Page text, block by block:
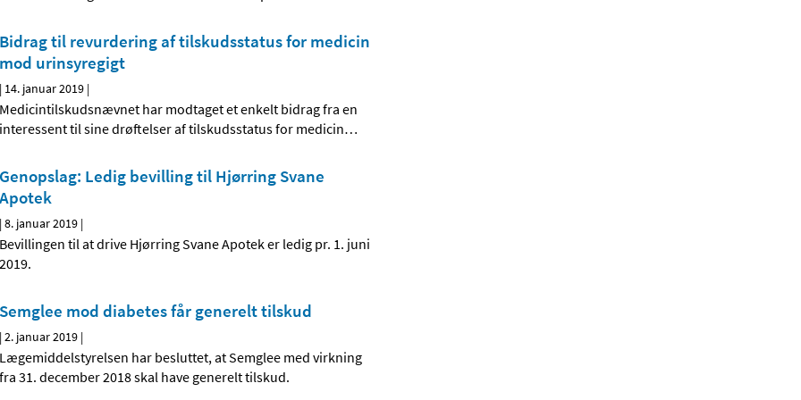
Bidrag til revurdering af tilskudsstatus for medicin
mod urinsyregigt
| 14. januar 2019 |
Medicintilskudsnævnet har modtaget et enkelt bidrag fra en
interessent til sine drøftelser af tilskudsstatus for medicin…
Genopslag: Ledig bevilling til Hjørring Svane
Apotek
|8. januar 2019 |
Bevillingen til at drive Hjørring Svane Apotek er ledig pr. 1. juni
2019.
Semglee mod diabetes får generelt tilskud
|2. januar 2019 |
Lægemiddelstyrelsen har besluttet, at Semglee med virkning
fra 31. december 2018 skal have generelt tilskud.